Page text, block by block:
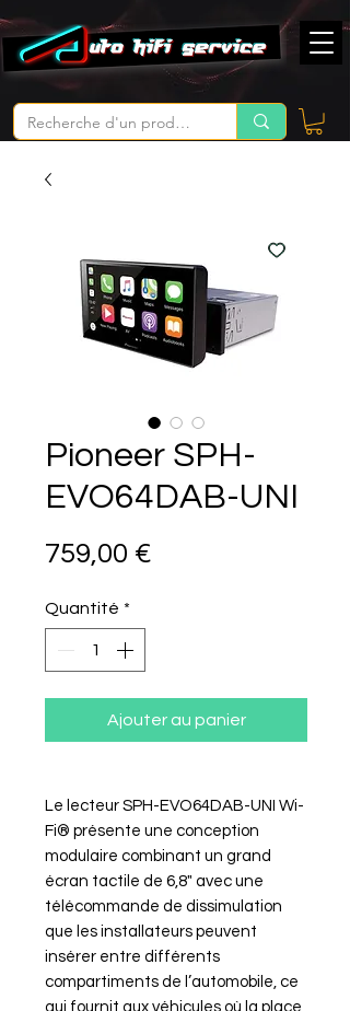
Pioneer SPH-
EVO64DAB-UNI
759,00 €
Quantité *
Ajouter au panier
Le lecteur SPH-EVO64DAB-UNI Wi-
Fi® présente une conception
modulaire combinant un grand
écran tactile de 6,8" avec une
télécommande de dissimulation
que les installateurs peuvent
insérer entre différents
compartiments de l’automobile, ce
qui fournit aux véhicules où la place